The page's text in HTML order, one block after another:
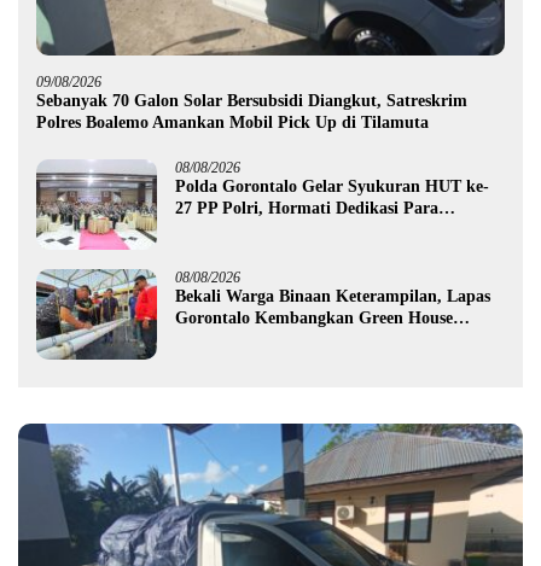
09/08/2026
Sebanyak 70 Galon Solar Bersubsidi Diangkut, Satreskrim
Polres Boalemo Amankan Mobil Pick Up di Tilamuta
08/08/2026
Polda Gorontalo Gelar Syukuran HUT ke-
27 PP Polri, Hormati Dedikasi Para
08/08/2026
Bekali Warga Binaan Keterampilan, Lapas
Gorontalo Kembangkan Green House